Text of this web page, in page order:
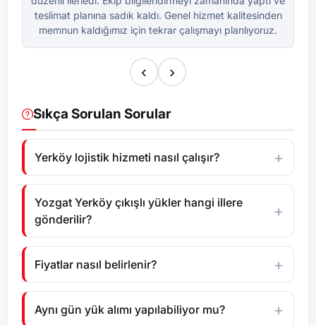
teslimat planına sadık kaldı. Genel hizmet kalitesinden
memnun kaldığımız için tekrar çalışmayı planlıyoruz.
‹ ›
Sıkça Sorulan Sorular
Yerköy lojistik hizmeti nasıl çalışır?
Yozgat Yerköy çıkışlı yükler hangi illere
gönderilir?
Fiyatlar nasıl belirlenir?
Aynı gün yük alımı yapılabiliyor mu?